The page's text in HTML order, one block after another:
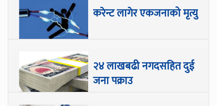
करेन्ट लागेर एकजनाको मृत्यु
२४ लाखबढी नगदसहित दुई
जना पक्राउ